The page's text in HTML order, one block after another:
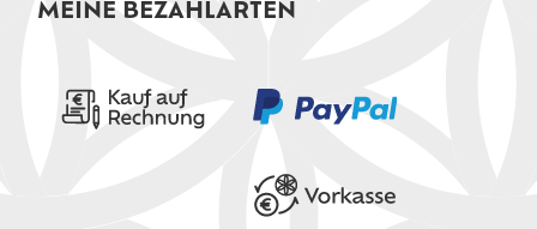
MEINE BEZAHLARTEN